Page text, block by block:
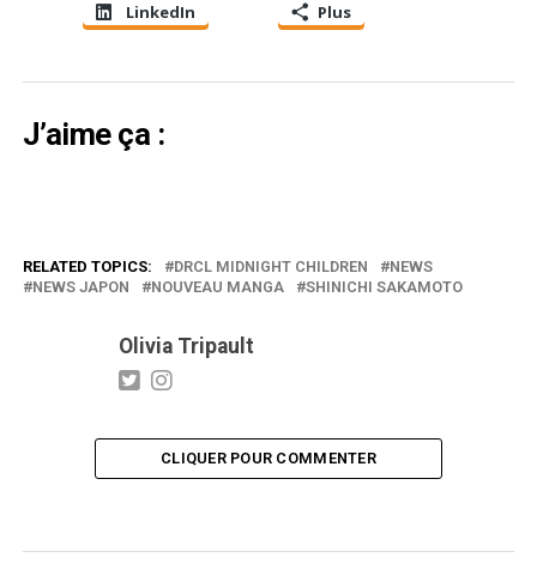
LinkedIn Plus
J’aime ça :
RELATED TOPICS: DRCL MIDNIGHT CHILDREN
NEWS
NEWS JAPON
NOUVEAU MANGA SHINICHI SAKAMOTO
Olivia Tripault
CLIQUER POUR COMMENTER